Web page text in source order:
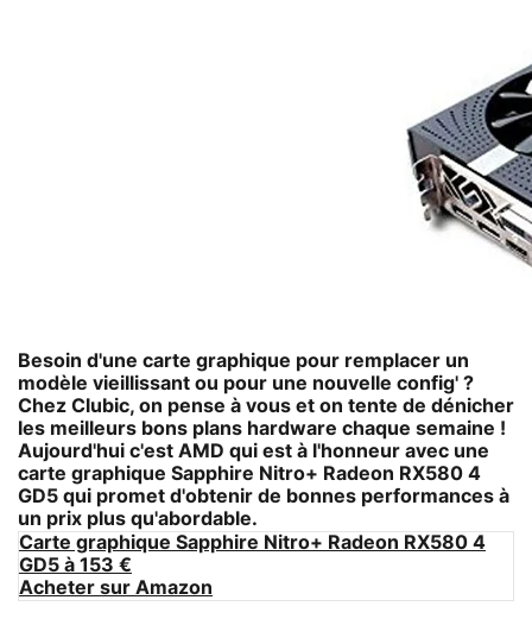
Besoin d'une carte graphique pour remplacer un
modèle vieillissant ou pour une nouvelle config' ?
Chez Clubic, on pense à vous et on tente de dénicher
les meilleurs bons plans hardware chaque semaine !
Aujourd'hui c'est AMD qui est à l'honneur avec une
carte graphique Sapphire Nitro+ Radeon RX580 4
GD5 qui promet d'obtenir de bonnes performances à
un prix plus qu'abordable.
Carte graphique Sapphire Nitro+ Radeon RX580 4
GD5 à 153 €
Acheter sur Amazon